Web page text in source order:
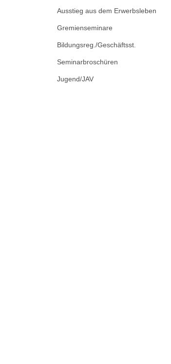
Ausstieg aus dem Erwerbsleben
Gremienseminare
Bildungsreg./Geschäftsst.
Seminarbroschüren
Jugend/JAV